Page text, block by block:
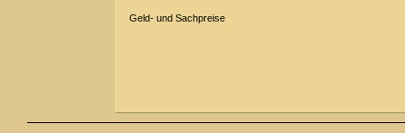
Geld- und Sachpreise